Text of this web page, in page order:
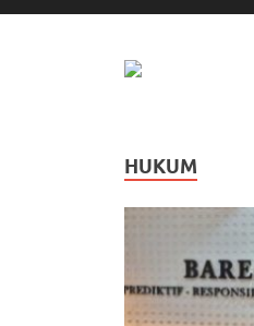
HUKUM